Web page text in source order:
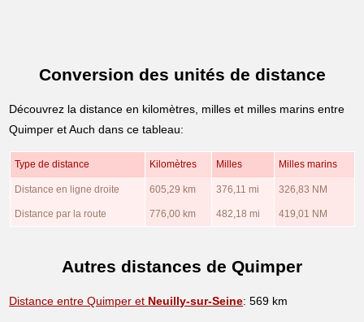
Conversion des unités de distance
Découvrez la distance en kilomètres, milles et milles marins entre
Quimper et Auch dans ce tableau:
Type de distance Kilomètres Milles Milles marins
Distance en ligne droite 605,29 km 376,11 mi 326,83 NM
Distance par la route 776,00 km 482,18 mi 419,01 NM
Autres distances de Quimper
Distance entre Quimper et Neuilly-sur-Seine: 569 km